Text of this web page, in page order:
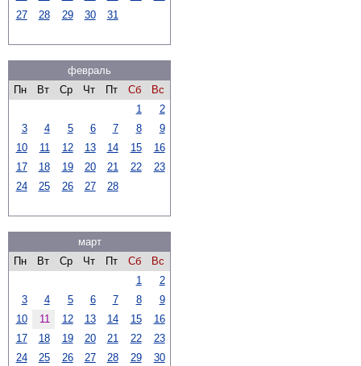
27
28 29 30 31
февраль
Пн
Вт Ср Чт Пт Сб
Вс
1
2
3
4 5 6 7 8
9
10
11 12 13 14 15
16
17
18 19 20 21 22
23
24
25 26 27 28
март
Пн
Вт Ср Чт Пт Сб
Вс
1
2
3
4 5 6 7 8
9
10
11 12 13 14 15
16
17
18 19 20 21 22
23
24
25 26 27 28 29
30